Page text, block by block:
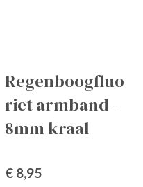
Regenboogfluo
riet armband -
8mm kraal
€ 8,95